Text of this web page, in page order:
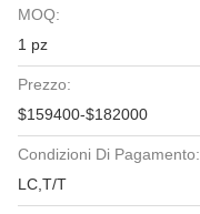
MOQ:
1 pz
Prezzo:
$159400-$182000
Condizioni Di Pagamento:
LC,T/T